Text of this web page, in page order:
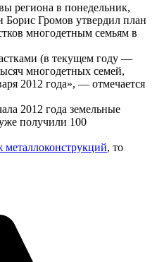
региона в понедельник,
Борис Громов утвердил план
многодетным семьям в
(в текущем году —
многодетных семей,
2012 года», — отмечается
2012 года земельные
получили 100
металлоконструкций, то